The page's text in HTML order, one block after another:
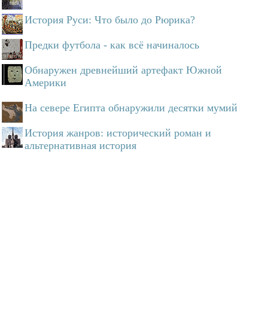
История Руси: Что было до Рюрика?
Предки футбола - как всё начиналось
Обнаружен древнейший артефакт Южной
Америки
На севере Египта обнаружили десятки мумий
История жанров: исторический роман и
альтернативная история